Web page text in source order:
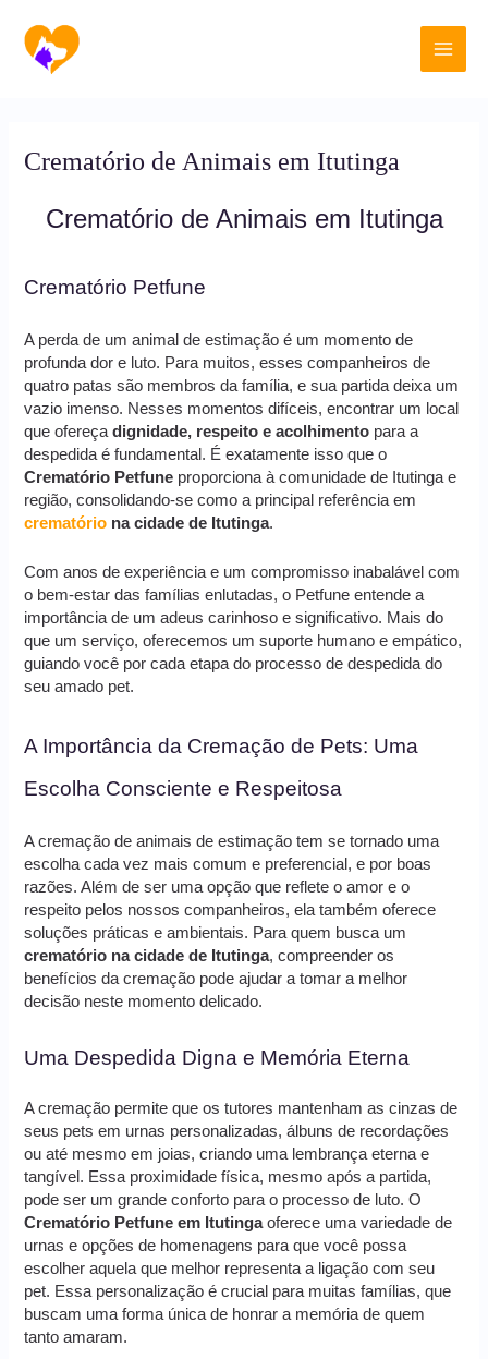
para
conteúdo
Main
Crematório de Animais em Itutinga
Crematório de Animais em Itutinga
Crematório Petfune
A perda de um animal de estimação é um momento de
profunda dor e luto. Para muitos, esses companheiros de
quatro patas são membros da família, e sua partida deixa um
vazio imenso. Nesses momentos difíceis, encontrar um local
que ofereçadignidade, respeito e acolhimento para a
despedida é fundamental. É exatamente isso que o
Crematório Petfune proporciona à comunidade de Itutinga e
região, consolidando-se como a principal referência em
crematório na cidade de Itutinga.
Com anos de experiência e um compromisso inabalável com
o bem-estar das famílias enlutadas, o Petfune entende a
importância de um adeus carinhoso e significativo. Mais do
que um serviço, oferecemos um suporte humano e empático,
guiando você por cada etapa do processo de despedida do
seu amado pet.
A Importância da Cremação de Pets: Uma
Escolha Consciente e Respeitosa
A cremação de animais de estimação tem se tornado uma
escolha cada vez mais comum e preferencial, e por boas
razões. Além de ser uma opção que reflete o amor e o
respeito pelos nossos companheiros, ela também oferece
soluções práticas e ambientais. Para quem busca um
crematório na cidade de Itutinga, compreender os
benefícios da cremação pode ajudar a tomar a melhor
decisão neste momento delicado.
Uma Despedida Digna e Memória Eterna
A cremação permite que os tutores mantenham as cinzas de
seus pets em urnas personalizadas, álbuns de recordações
ou até mesmo em joias, criando uma lembrança eterna e
tangível. Essa proximidade física, mesmo após a partida,
pode ser um grande conforto para o processo de luto. O
Crematório Petfune em Itutingaoferece uma variedade de
urnas e opções de homenagens para que você possa
escolher aquela que melhor representa a ligação com seu
pet. Essa personalização é crucial para muitas famílias, que
buscam uma forma única de honrar a memória de quem
tanto amaram.